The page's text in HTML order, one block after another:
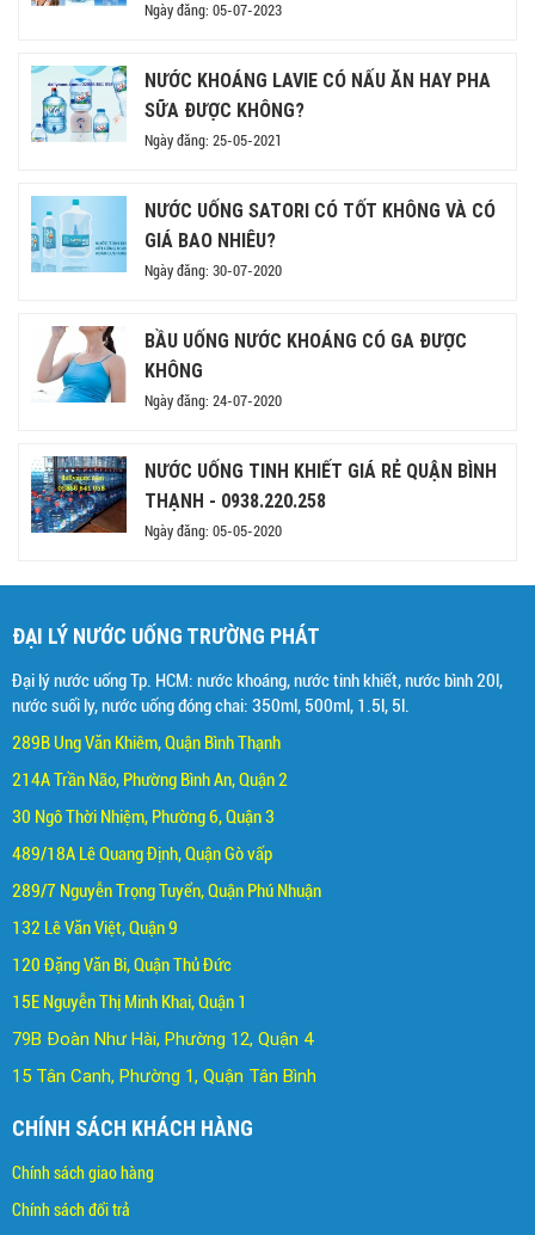
Ngày đăng: 05-07-2023
NƯỚC KHOÁNG LAVIE CÓ NẤU ĂN HAY PHA
SỮA ĐƯỢC KHÔNG?
Ngày đăng: 25-05-2021
NƯỚC UỐNG SATORI CÓ TỐT KHÔNG VÀ CÓ
GIÁ BAO NHIÊU?
Ngày đăng: 30-07-2020
BẦU UỐNG NƯỚC KHOÁNG CÓ GA ĐƯỢC
KHÔNG
Ngày đăng: 24-07-2020
NƯỚC UỐNG TINH KHIẾT GIÁ RẺ QUẬN BÌNH
THẠNH - 0938.220.258
Ngày đăng: 05-05-2020
ĐẠI LÝ NƯỚC UỐNG TRƯỜNG PHÁT
Đại lý nước uống Tp. HCM: nước khoáng, nước tinh khiết, nước bình 20l,
nước suối ly, nước uống đóng chai: 350ml, 500ml, 1.5l, 5l.
289B Ung Văn Khiêm, Quận Bình Thạnh
214A Trần Não, Phường Bình An, Quận 2
30 Ngô Thời Nhiệm, Phường 6, Quận 3
489/18A Lê Quang Định, Quận Gò vấp
289/7 Nguyễn Trọng Tuyển, Quận Phú Nhuận
132 Lê Văn Việt, Quận 9
120 Đặng Văn Bi, Quận Thủ Đức
15E Nguyễn Thị Minh Khai, Quận 1
79B Đoàn Như Hài, Phường 12, Quận 4
15 Tân Canh, Phường 1, Quận Tân Bình
CHÍNH SÁCH KHÁCH HÀNG
Chính sách giao hàng
Chính sách đổi trả